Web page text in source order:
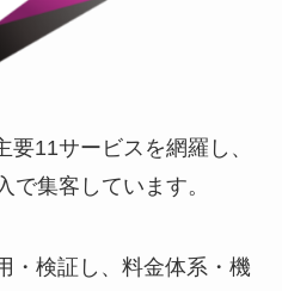
11サービスを網羅し、
で集客しています。
・検証し、料金体系・機